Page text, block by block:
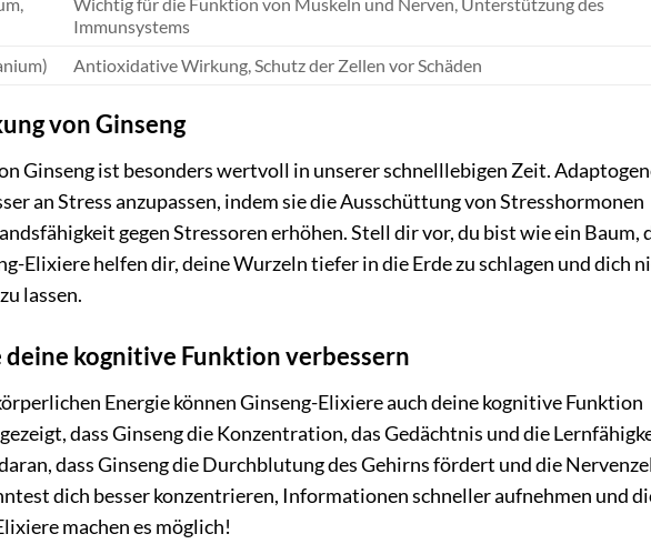
Immunsystems
Antioxidative Wirkung, Schutz der Zellen vor Schäden
von Ginseng
Ginseng ist besonders wertvoll in unserer schnelllebigen Zeit.
an Stress anzupassen, indem sie die Ausschüttung von Stresshormonen
gegen Stressoren erhöhen. Stell dir vor, du bist wie ein Baum,
Elixiere helfen dir, deine Wurzeln tiefer in die Erde zu schlagen und dich
lassen.
kognitive Funktion verbessern
Energie können Ginseng-Elixiere auch deine kognitive Funktion
dass Ginseng die Konzentration, das Gedächtnis und die
dass Ginseng die Durchblutung des Gehirns fördert und die
dich besser konzentrieren, Informationen schneller aufnehmen und
machen es möglich!